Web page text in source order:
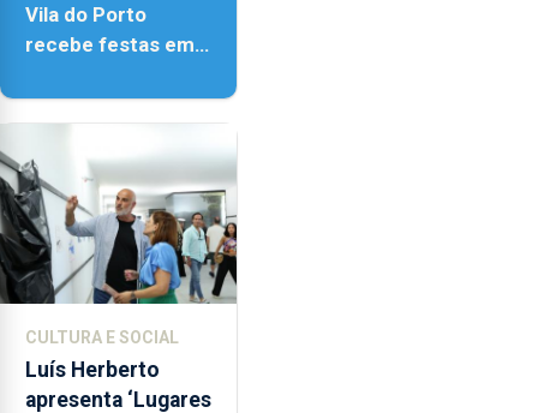
Vila do Porto
recebe festas em
Senhora da
CULTURA E SOCIAL
Luís Herberto
apresenta ‘Lugares